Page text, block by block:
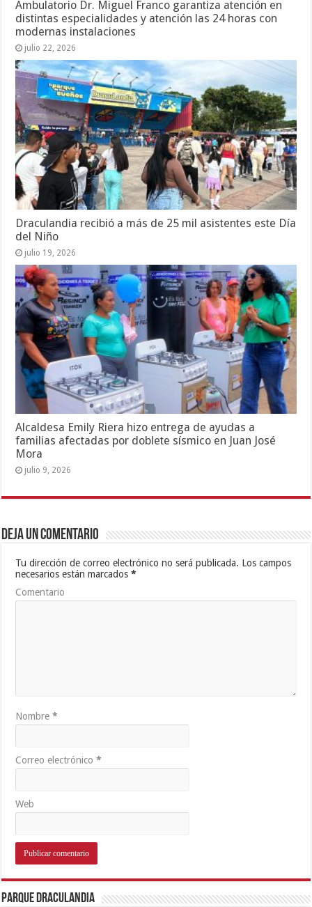
Ambulatorio Dr. Miguel Franco garantiza atención en
distintas especialidades y atención las 24 horas con
modernas instalaciones
julio 22, 2026
Draculandia recibió a más de 25 mil asistentes este Día
del Niño
julio 19, 2026
Alcaldesa Emily Riera hizo entrega de ayudas a
familias afectadas por doblete sísmico en Juan José
Mora
julio 9, 2026
Deja un comentario
Tu dirección de correo electrónico no será publicada. Los campos
necesarios están marcados*
Comentario
Nombre*
Correo electrónico*
Web
Parque Draculandia